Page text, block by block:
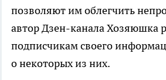
позволяют им облегчить
автор Дзен-канала Хозяюшка
подписчикам своего
о некоторых из них.